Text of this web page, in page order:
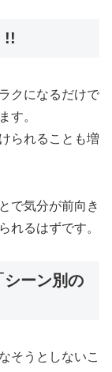
!!
クになるだけで
す。
られることも増
で気分が前向き
れるはずです。
シーン別の
そうとしないこ